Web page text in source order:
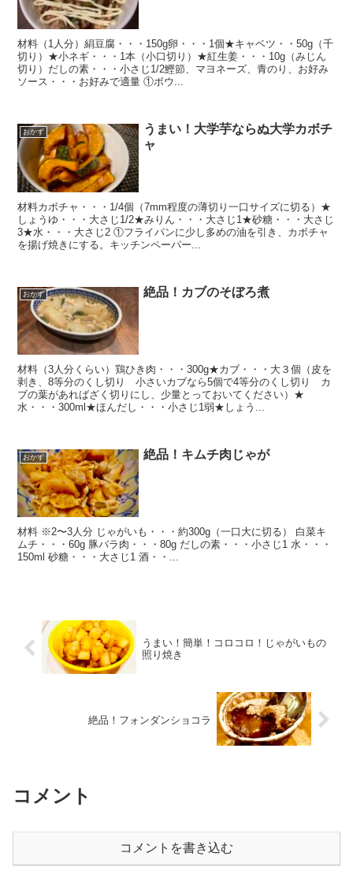
材料（1人分）絹豆腐・・・150g卵・・・1個★キャベツ・・50g（千
切り）★小ネギ・・・1本（小口切り）★紅生姜・・・10g（みじん
切り）だしの素・・・小さじ1/2鰹節、マヨネーズ、青のり、お好み
ソース・・・お好みで適量 ①ボウ...
おかず
うまい！大学芋ならぬ大学カボチ
ャ
材料カボチャ・・・1/4個（7mm程度の薄切り一口サイズに切る）★
しょうゆ・・・大さじ1/2★みりん・・・大さじ1★砂糖・・・大さじ
3★水・・・大さじ2 ①フライパンに少し多めの油を引き、カボチャ
を揚げ焼きにする。キッチンペーパー...
おかず 絶品！カブのそぼろ煮
材料（3人分くらい）鶏ひき肉・・・300g★カブ・・・大３個（皮を
剥き、8等分のくし切り 小さいカブなら5個で4等分のくし切り カ
ブの葉があればざく切りにし、少量とっておいてください）★
水・・・300ml★ほんだし・・・小さじ1弱★しょう...
おかず 絶品！キムチ肉じゃが
材料 ※2〜3人分 じゃがいも・・・約300g（一口大に切る） 白菜キ
ムチ・・・60g 豚バラ肉・・・80g だしの素・・・小さじ1 水・・・
150ml 砂糖・・・大さじ1 酒・・...
うまい！簡単！コロコロ！じゃがいもの
照り焼き
絶品！フォンダンショコラ
コメント
コメントを書き込む